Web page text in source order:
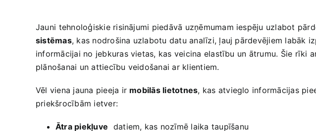
Jauni⁣ tehnoloģiskie risinājumi piedāvā uzņēmumam iespēju uzlabot
sistēmas, kas nodrošina uzlabotu datu analīzi, ļauj pārdevējiem labāk
informācijai no jebkuras vietas, kas veicina elastību‌ un ātrumu.‌ Šie
plānošanai un attiecību veidošanai ar klientiem.
Vēl ‍viena jauna pieeja ir mobilās lietotnes, kas atvieglo informācijas
priekšrocībām ietver:
Ātra piekļuve ⁣ datiem, kas nozīmē laika taupīšanu